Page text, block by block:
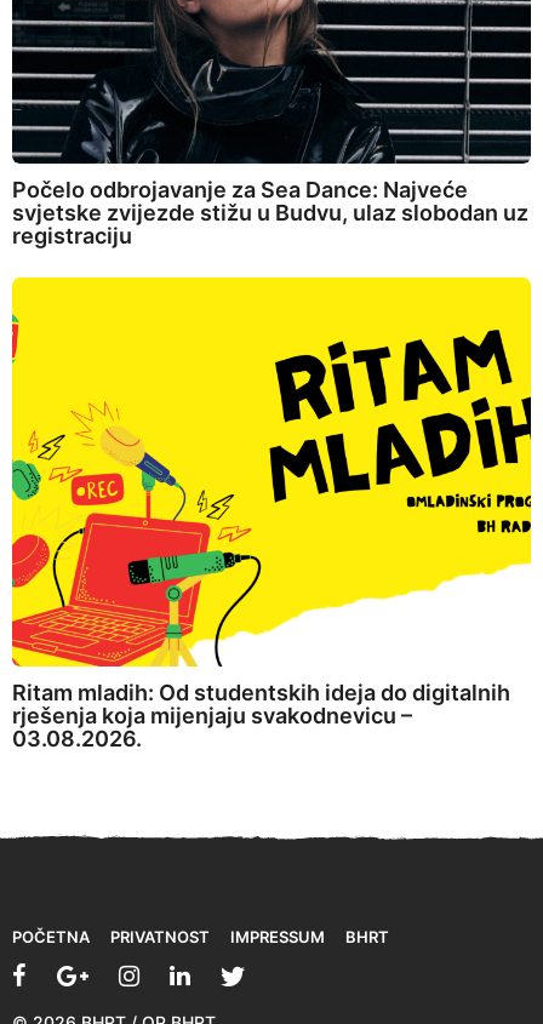
Počelo odbrojavanje za Sea Dance: Najveće
svjetske zvijezde stižu u Budvu, ulaz slobodan uz
registraciju
Ritam mladih: Od studentskih ideja do digitalnih
rješenja koja mijenjaju svakodnevicu –
03.08.2026.
POČETNA PRIVATNOST IMPRESSUM BHRT